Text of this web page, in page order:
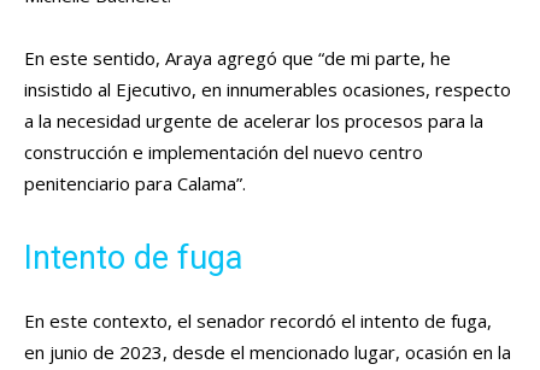
En este sentido, Araya agregó que “de mi parte, he
insistido al Ejecutivo, en innumerables ocasiones, respecto
a la necesidad urgente de acelerar los procesos para la
construcción e implementación del nuevo centro
penitenciario para Calama”.
Intento de fuga
En este contexto, el senador recordó el intento de fuga,
en junio de 2023, desde el mencionado lugar, ocasión en la